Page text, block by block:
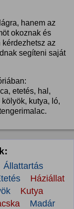
hanem az
okoznak és
az
segíteni saját
etetés, hal,
kutya, ló,
Állattartás
Háziállat
Kutya
Madár